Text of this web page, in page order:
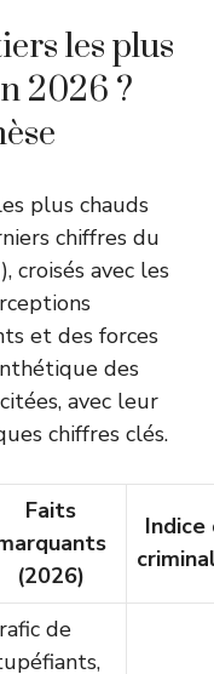
les plus
2026 ?
plus chauds
chiffres du
croisés avec les
et des forces
des
avec leur
chiffres clés.
Faits
(2026)
Indice
de